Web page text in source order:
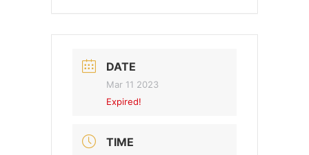
DATE
Mar 11 2023
Expired!
TIME